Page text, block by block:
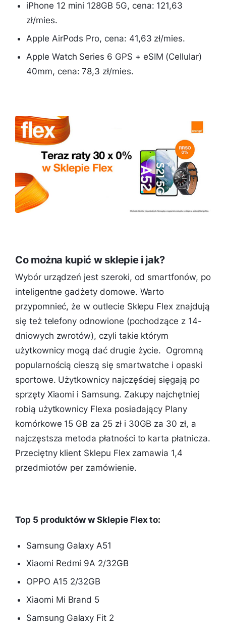
iPhone 12 mini 128GB 5G, cena: 121,63
zł/mies.
Apple AirPods Pro, cena: 41,63 zł/mies.
Apple Watch Series 6 GPS + eSIM (Cellular)
40mm, cena: 78,3 zł/mies.
Co można kupić w sklepie i jak?
Wybór urządzeń jest szeroki, od smartfonów, po
inteligentne gadżety domowe. Warto
przypomnieć, że w outlecie Sklepu Flex znajdują
się też telefony odnowione (pochodzące z 14-
dniowych zwrotów), czyli takie którym
użytkownicy mogą dać drugie życie. Ogromną
popularnością cieszą się smartwatche i opaski
sportowe. Użytkownicy najczęściej sięgają po
sprzęty Xiaomi i Samsung. Zakupy najchętniej
robią użytkownicy Flexa posiadający Plany
komórkowe 15 GB za 25 zł i 30GB za 30 zł, a
najczęstsza metoda płatności to karta płatnicza.
Przeciętny klient Sklepu Flex zamawia 1,4
przedmiotów per zamówienie.
Top 5 produktów w Sklepie Flex to:
Samsung Galaxy A51
Xiaomi Redmi 9A 2/32GB
OPPO A15 2/32GB
Xiaomi Mi Brand 5
Samsung Galaxy Fit 2